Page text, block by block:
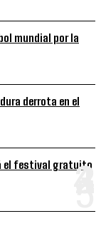
mundial por la
derrota en el
el festival gratuito